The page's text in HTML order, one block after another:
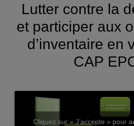
Lutter contre la
et participer aux
d’inventaire en
CAP
Cliquez sur « J’accepte » pour